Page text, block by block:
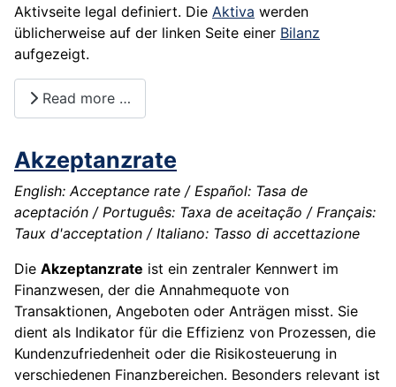
Aktivseite legal definiert. Die Aktiva werden
üblicherweise auf der linken Seite einer Bilanz
aufgezeigt.
Read more …
Akzeptanzrate
English: Acceptance rate / Español: Tasa de
aceptación / Português: Taxa de aceitação / Français:
Taux d'acceptation / Italiano: Tasso di accettazione
Die Akzeptanzrate ist ein zentraler Kennwert im
Finanzwesen, der die Annahmequote von
Transaktionen, Angeboten oder Anträgen misst. Sie
dient als Indikator für die Effizienz von Prozessen, die
Kundenzufriedenheit oder die Risikosteuerung in
verschiedenen Finanzbereichen. Besonders relevant ist